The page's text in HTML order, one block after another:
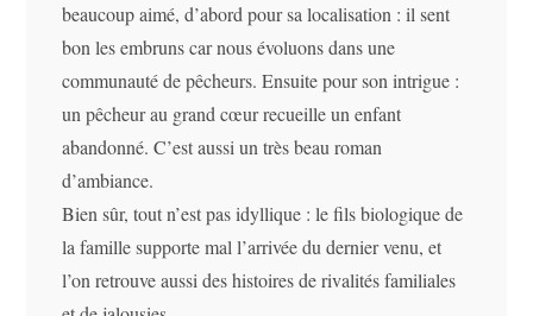
beaucoup aimé, d’abord pour sa localisation : il sent
bon les embruns car nous évoluons dans une
communauté de pêcheurs. Ensuite pour son intrigue :
un pêcheur au grand cœur recueille un enfant
abandonné. C’est aussi un très beau roman
d’ambiance.
Bien sûr, tout n’est pas idyllique : le fils biologique de
la famille supporte mal l’arrivée du dernier venu, et
l’on retrouve aussi des histoires de rivalités familiales